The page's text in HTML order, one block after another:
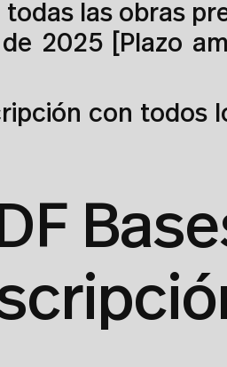
las obras
2025 [Plazo
con todos